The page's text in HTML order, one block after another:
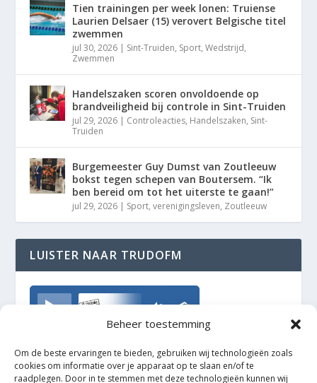
Beheer toestemming
Om de beste ervaringen te bieden, gebruiken wij technologieën zoals
cookies om informatie over je apparaat op te slaan en/of te
raadplegen. Door in te stemmen met deze technologieën kunnen wij
Tien trainingen per week lonen: Truiense
Laurien Delsaer (15) verovert Belgische titel
zwemmen
jul 30, 2026 | Sint-Truiden, Sport,Wedstrijd,
Zwemmen
Handelszaken scoren onvoldoende op
brandveiligheid bij controle in Sint-Truiden
jul 29, 2026 | Controleacties, Handelszaken, Sint-
Truiden
Burgemeester Guy Dumst van Zoutleeuw
bokst tegen schepen van Boutersem. “Ik
ben bereid om tot het uiterste te gaan!”
jul 29, 2026 | Sport,verenigingsleven, Zoutleeuw
LUISTER NAAR TRUDOFM
TrudoFM